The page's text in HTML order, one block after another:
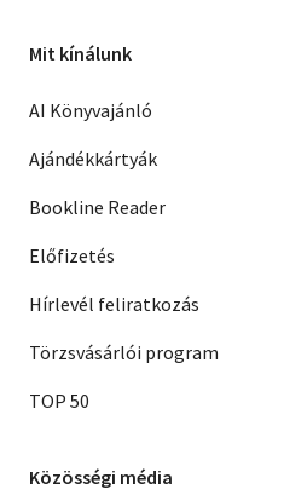
Mit kínálunk
AI Könyvajánló
Ajándékkártyák
Bookline Reader
Előfizetés
Hírlevél feliratkozás
Törzsvásárlói program
TOP 50
Közösségi média